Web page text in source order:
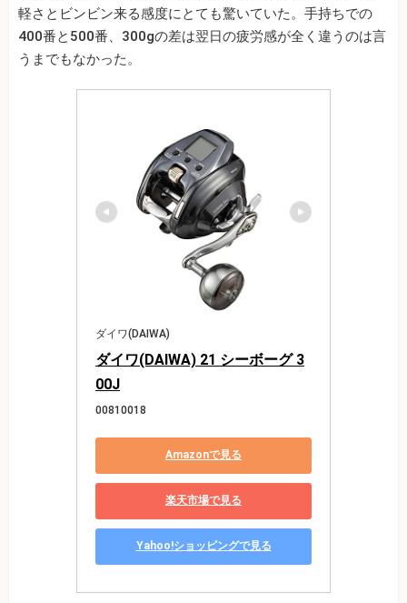
軽さとビンビン来る感度にとても驚いていた。手持ちでの
400番と500番、300gの差は翌日の疲労感が全く違うのは言
うまでもなかった。
ダイワ(DAIWA)
ダイワ(DAIWA) 21 シーボーグ 3
00J
00810018
Amazonで見る
楽天市場で見る
Yahoo!ショッピングで見る